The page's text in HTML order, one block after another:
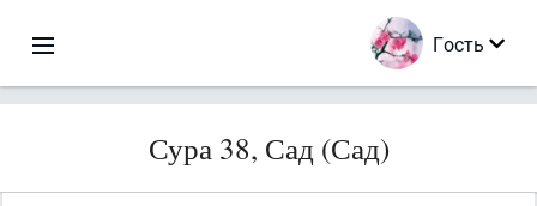
Гость
Сура 38, Сад (Сад)